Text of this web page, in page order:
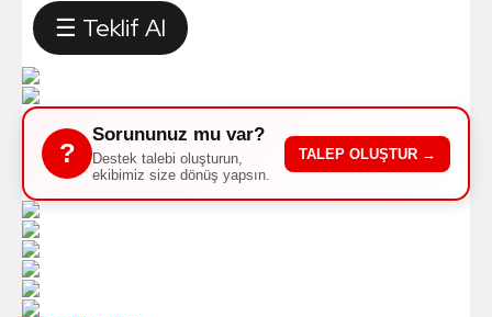
☰ Teklif Al
?
Sorununuz mu var?
Destek talebi oluşturun,
ekibimiz size dönüş yapsın.
TALEP OLUŞTUR →